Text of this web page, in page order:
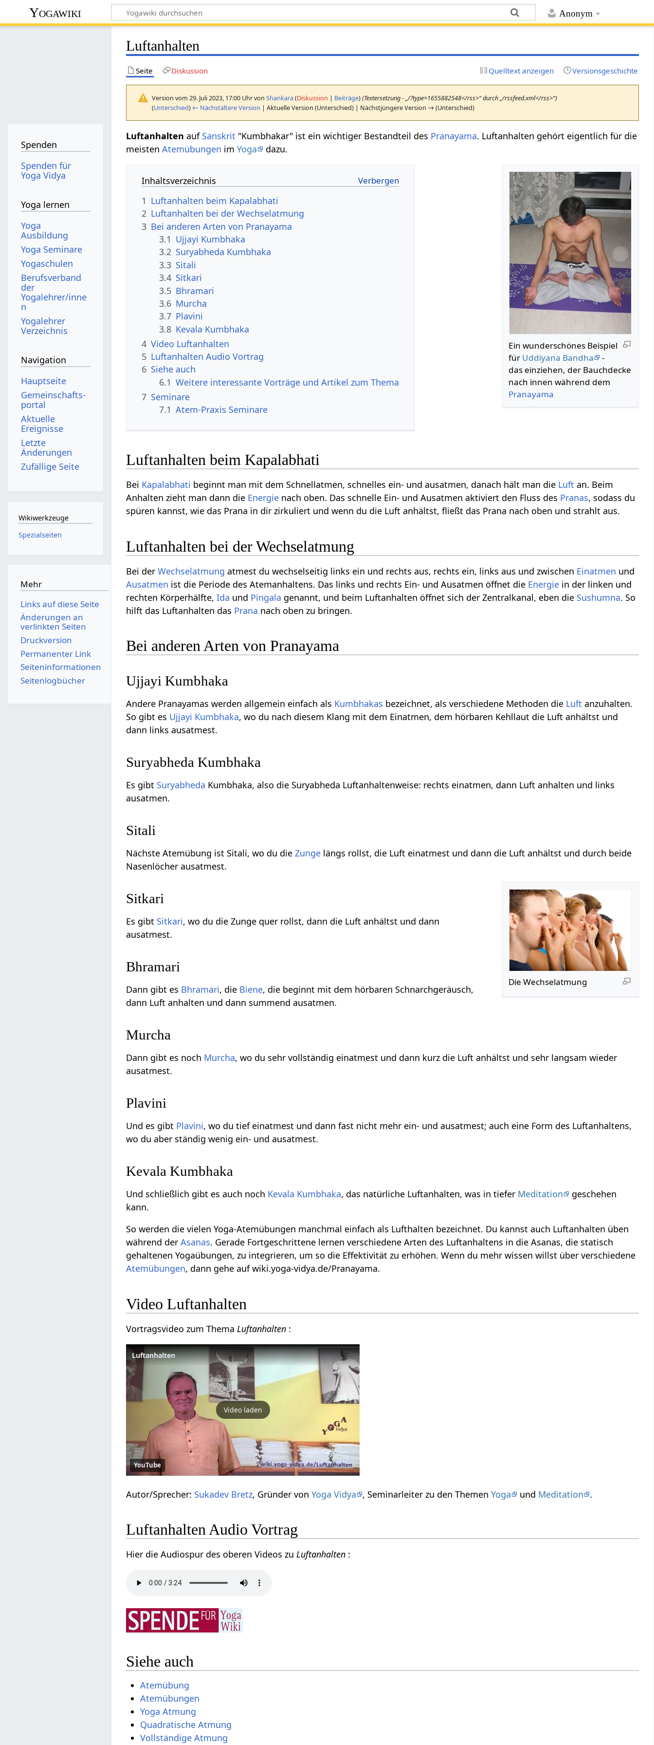
Anonym
Yogawiki
Luftanhalten
Seite Diskussion Quelltext anzeigen Versionsgeschichte
Version vom 29. Juli 2023, 17:00 Uhr vonShankara(Diskussion | Beiträge)(Textersetzung - „/?type=1655882548</rss>“ durch „/rssfeed.xml</rss>“)
(Unterschied) ← Nächstältere Version | Aktuelle Version (Unterschied) | Nächstjüngere Version → (Unterschied)
Luftanhaltenauf Sanskrit "Kumbhakar" ist ein wichtiger Bestandteil des Pranayama. Luftanhalten gehört eigentlich für die
meistenAtemübungen imYoga dazu.
Ein wunderschönes Beispiel
für Uddiyana Bandha
-
das einziehen, der Bauchdecke
nach innen während dem
Pranayama
Inhaltsverzeichnis
1 Luftanhalten beim Kapalabhati
2 Luftanhalten bei der Wechselatmung
3 Bei anderen Arten von Pranayama
3.1 Ujjayi Kumbhaka
3.2 Suryabheda Kumbhaka
3.3 Sitali
3.4 Sitkari
3.5 Bhramari
3.6 Murcha
3.7 Plavini
3.8 Kevala Kumbhaka
4 Video Luftanhalten
5 Luftanhalten Audio Vortrag
6 Siehe auch
6.1 Weitere interessante Vorträge und Artikel zum Thema
7 Seminare
7.1 Atem-Praxis Seminare
Luftanhalten beim Kapalabhati
Bei Kapalabhati beginnt man mit dem Schnellatmen, schnelles ein- und ausatmen, danach hält man die Luft an. Beim
Anhalten zieht man dann die Energie nach oben. Das schnelle Ein- und Ausatmen aktiviert den Fluss des Pranas, sodass du
spüren kannst, wie das Prana in dir zirkuliert und wenn du die Luft anhältst, fließt das Prana nach oben und strahlt aus.
Luftanhalten bei der Wechselatmung
Bei derWechselatmung atmest du wechselseitig links ein und rechts aus, rechts ein, links aus und zwischen Einatmen und
Ausatmen ist die Periode des Atemanhaltens. Das links und rechts Ein- und Ausatmen öffnet die Energie in der linken und
rechten Körperhälfte,Ida und Pingala genannt, und beim Luftanhalten öffnet sich der Zentralkanal, eben die Sushumna. So
hilft das Luftanhalten das Prana nach oben zu bringen.
Bei anderen Arten von Pranayama
Ujjayi Kumbhaka
Andere Pranayamas werden allgemein einfach als Kumbhakas bezeichnet, als verschiedene Methoden die Luft anzuhalten.
So gibt es Ujjayi Kumbhaka, wo du nach diesem Klang mit dem Einatmen, dem hörbaren Kehllaut die Luft anhältst und
dann links ausatmest.
Suryabheda Kumbhaka
Es gibt Suryabheda Kumbhaka, also die Suryabheda Luftanhaltenweise: rechts einatmen, dann Luft anhalten und links
ausatmen.
Sitali
Nächste Atemübung ist Sitali, wo du dieZunge längs rollst, die Luft einatmest und dann die Luft anhältst und durch beide
Nasenlöcher ausatmest.
Die Wechselatmung
Sitkari
Es gibt Sitkari, wo du die Zunge quer rollst, dann die Luft anhältst und dann
ausatmest.
Bhramari
Dann gibt es Bhramari, die Biene, die beginnt mit dem hörbaren Schnarchgeräusch,
dann Luft anhalten und dann summend ausatmen.
Murcha
Dann gibt es noch Murcha, wo du sehr vollständig einatmest und dann kurz die Luft anhältst und sehr langsam wieder
ausatmest.
Plavini
Und es gibt Plavini, wo du tief einatmest und dann fast nicht mehr ein- und ausatmest; auch eine Form des Luftanhaltens,
wo du aber ständig wenig ein- und ausatmest.
Kevala Kumbhaka
Und schließlich gibt es auch noch Kevala Kumbhaka, das natürliche Luftanhalten, was in tiefer Meditation
geschehen
kann.
So werden die vielen Yoga-Atemübungen manchmal einfach als Lufthalten bezeichnet. Du kannst auch Luftanhalten üben
während derAsanas. Gerade Fortgeschrittene lernen verschiedene Arten des Luftanhaltens in die Asanas, die statisch
gehaltenen Yogaübungen, zu integrieren, um so die Effektivität zu erhöhen. Wenn du mehr wissen willst über verschiedene
Atemübungen, dann gehe auf wiki.yoga-vidya.de/Pranayama.
Video Luftanhalten
Vortragsvideo zum Thema Luftanhalten :
Luftanhalten
Video laden
YouTube
Autor/Sprecher: Sukadev Bretz, Gründer vonYoga Vidya , Seminarleiter zu den ThemenYoga und Meditation .
Luftanhalten Audio Vortrag
Hier die Audiospur des oberen Videos zuLuftanhalten :
Siehe auch
Atemübung
Atemübungen
Yoga Atmung
Quadratische Atmung
Vollständige Atmung
Spenden
Spenden für
Yoga Vidya
Yoga lernen
Yoga
Ausbildung
Yoga Seminare
Yogaschulen
Berufsverband
der
Yogalehrer/inne
n
Yogalehrer
Verzeichnis
Navigation
Hauptseite
Gemeinschafts­
portal
Aktuelle
Ereignisse
Letzte
Änderungen
Zufällige Seite
Wikiwerkzeuge
Spezialseiten
Mehr
Links auf diese Seite
Änderungen an
verlinkten Seiten
Druckversion
Permanenter Link
Seiten­­informationen
Seitenlogbücher